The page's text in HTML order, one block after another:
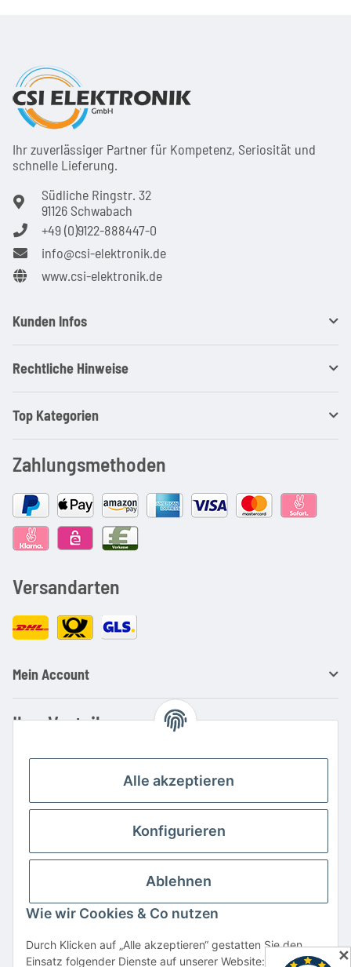
Ihr zuver­läs­siger Partner für Kom­pe­tenz, Seri­osi­tät und
schnel­le Lie­ferung.
Südliche Ringstr. 32
91126 Schwabach
+49 (0)9122-888447-0
info@csi-elektronik.de
www.csi-elektronik.de
Kunden Infos
Rechtliche Hinweise
Top Kategorien
Zahlungsmethoden
Versandarten
Mein Account
Ihre Vorteile
Kauf auf Rechnung
Große Auswahl an Netzteilen und Ladegeräten
Schnelle Lieferung
Hohe Lagerverfügbarkeit
Vertrag widerrufen
Alle akzeptieren
Konfigurieren
Ablehnen
Wie wir Cookies & Co nutzen
Durch Klicken auf „Alle akzeptieren“ gestatten Sie den
Einsatz folgender Dienste auf unserer Website: YouTube,
✕